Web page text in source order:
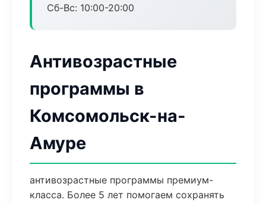
Сб-Вс: 10:00-20:00
Антивозрастные
программы в
Комсомольск-на-
Амуре
антивозрастные программы премиум-
класса. Более 5 лет помогаем сохранять